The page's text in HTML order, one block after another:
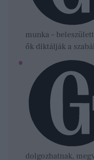
munka –
ők diktálják a
dolgozhatnak,